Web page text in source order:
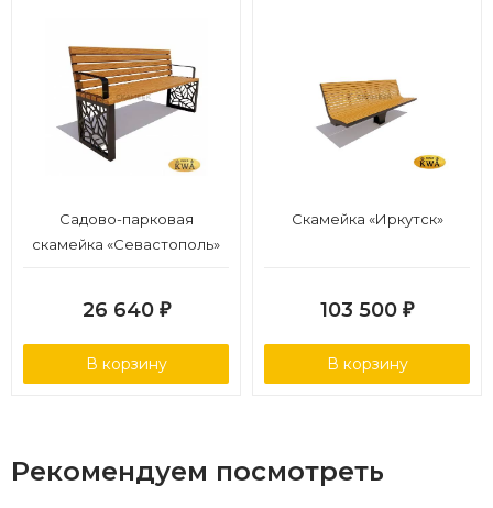
Садово-парковая
скамейка «Севастополь»
26 640 ₽
В корзину
Скамейка «Иркутск»
103 500 ₽
В корзину
Рекомендуем посмотреть